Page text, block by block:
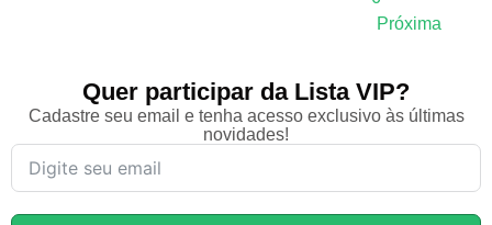
Próxima
Quer participar da Lista VIP?
Cadastre seu email e tenha acesso exclusivo às últimas
novidades!